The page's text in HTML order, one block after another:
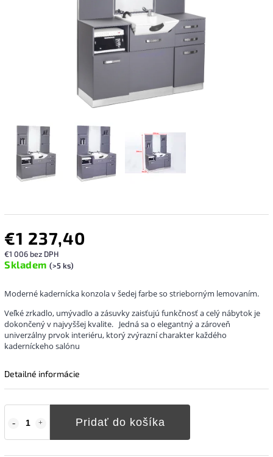
€1 237,40
€1 006 bez DPH
Skladem (>5 ks)
Pridať do košíka
Moderné kadernícka konzola v šedej farbe so strieborným lemovaním.
Veľké zrkadlo, umývadlo a zásuvky zaisťujú funkčnosť a celý nábytok je
dokončený v najvyššej kvalite. Jedná sa o elegantný a zároveň
univerzálny prvok interiéru, ktorý zvýrazní charakter každého
kaderníckeho salónu
Detailné informácie